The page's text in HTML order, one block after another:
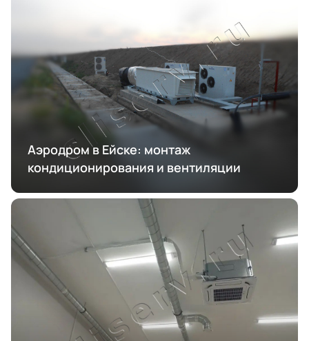
Аэродром в Ейске: монтаж
кондиционирования и вентиляции